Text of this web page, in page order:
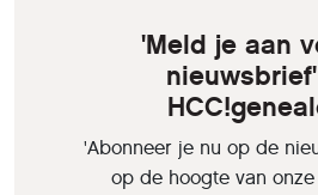
'Meld je aan
'Abonneer je nu op de
op de hoogte van